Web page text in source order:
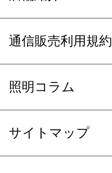
通信販売利用規約
照明コラム
サイトマップ